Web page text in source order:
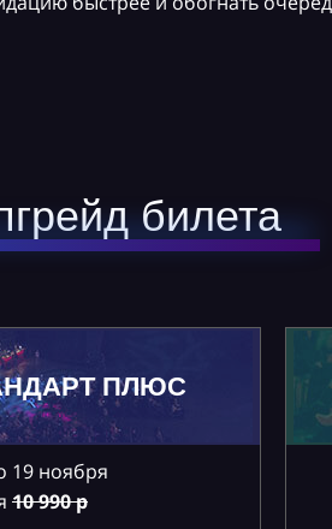
билета
ПЛЮС
19 ноября
10990 р